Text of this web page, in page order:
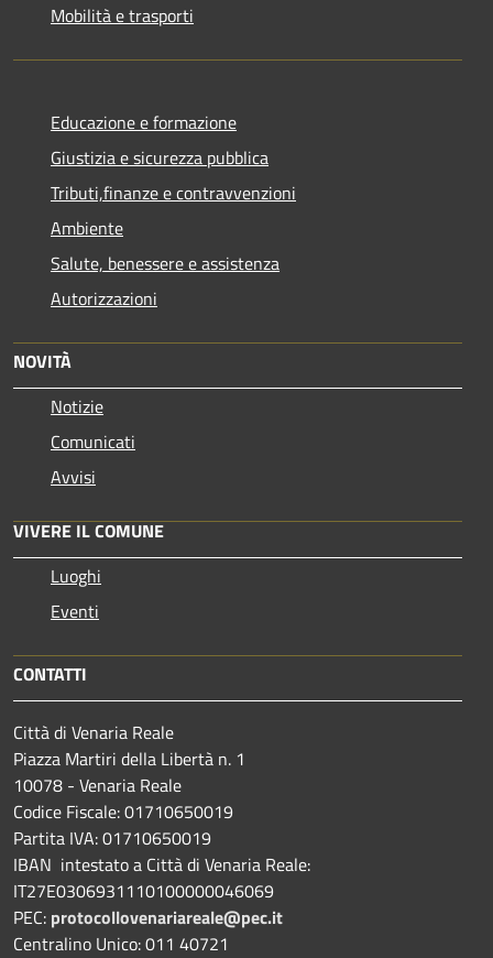
Mobilità e trasporti
Educazione e formazione
Giustizia e sicurezza pubblica
Tributi,finanze e contravvenzioni
Ambiente
Salute, benessere e assistenza
Autorizzazioni
NOVITÀ
Notizie
Comunicati
Avvisi
VIVERE IL COMUNE
Luoghi
Eventi
CONTATTI
Città di Venaria Reale
Piazza Martiri della Libertà n. 1
10078 - Venaria Reale
Codice Fiscale: 01710650019
Partita IVA: 01710650019
IBAN intestato a Città di Venaria Reale:
IT27E0306931110100000046069
PEC: protocollovenariareale@pec.it
Centralino Unico: 011 40721